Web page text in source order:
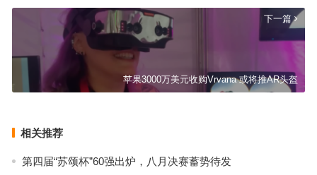
下一篇
苹果3000万美元收购Vrvana 或将推AR头盔
相关推荐
第四届“苏颂杯”60强出炉，八月决赛蓄势待发